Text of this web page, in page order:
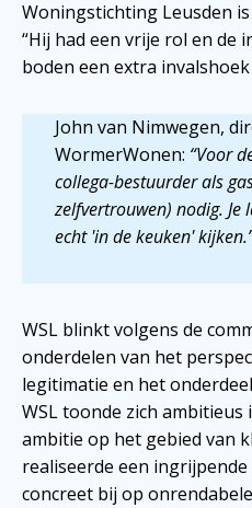
Woningstichting Leusden
“Hij had een vrije rol en de
boden een extra
John van Nimwegen,
WormerWonen: “Voor
collega-bestuurder als
zelfvertrouwen) nodig.
echt 'in de keuken'
WSL blinkt volgens de
onderdelen van het
legitimatie en het onderdeel
WSL toonde zich
ambitie op het gebied van
realiseerde een
concreet bij op